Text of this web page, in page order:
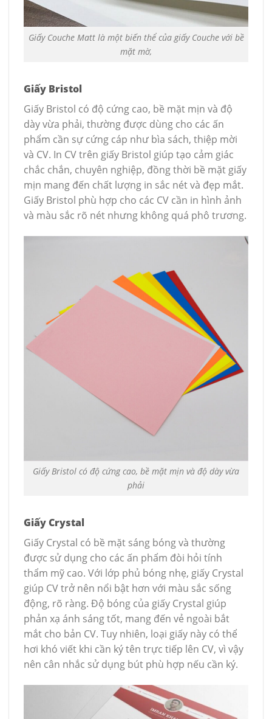
Giấy Couche Matt là một biến thể của giấy Couche với bề
mặt mờ,
Giấy Bristol
Giấy Bristol có độ cứng cao, bề mặt mịn và độ
dày vừa phải, thường được dùng cho các ấn
phẩm cần sự cứng cáp như bìa sách, thiệp mời
và CV. In CV trên giấy Bristol giúp tạo cảm giác
chắc chắn, chuyên nghiệp, đồng thời bề mặt giấy
mịn mang đến chất lượng in sắc nét và đẹp mắt.
Giấy Bristol phù hợp cho các CV cần in hình ảnh
và màu sắc rõ nét nhưng không quá phô trương.
Giấy Bristol có độ cứng cao, bề mặt mịn và độ dày vừa
phải
Giấy Crystal
Giấy Crystal có bề mặt sáng bóng và thường
được sử dụng cho các ấn phẩm đòi hỏi tính
thẩm mỹ cao. Với lớp phủ bóng nhẹ, giấy Crystal
giúp CV trở nên nổi bật hơn với màu sắc sống
động, rõ ràng. Độ bóng của giấy Crystal giúp
phản xạ ánh sáng tốt, mang đến vẻ ngoài bắt
mắt cho bản CV. Tuy nhiên, loại giấy này có thể
hơi khó viết khi cần ký tên trực tiếp lên CV, vì vậy
nên cân nhắc sử dụng bút phù hợp nếu cần ký.